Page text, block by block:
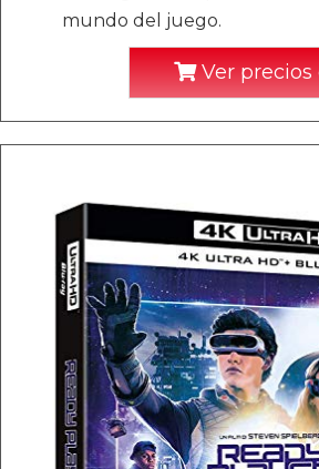
mundo del juego.
Ver precios